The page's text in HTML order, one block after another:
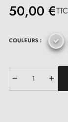
50,00 €TTC
COULEURS :